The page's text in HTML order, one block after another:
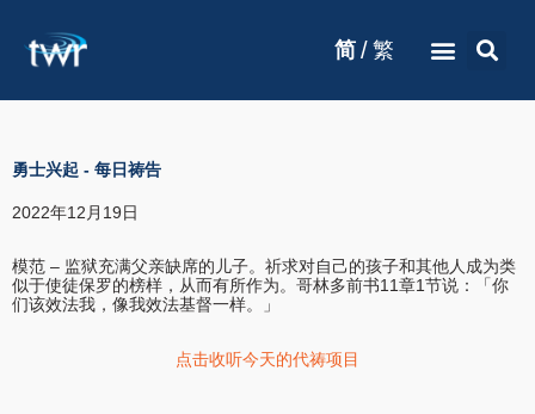
简 / 繁
勇士兴起 - 每日祷告
2022年12月19日
模范 – 监狱充满父亲缺席的儿子。祈求对自己的孩子和其他人成为类
似于使徒保罗的榜样，从而有所作为。哥林多前书11章1节说：「你
们该效法我，像我效法基督一样。」
点击收听今天的代祷项目